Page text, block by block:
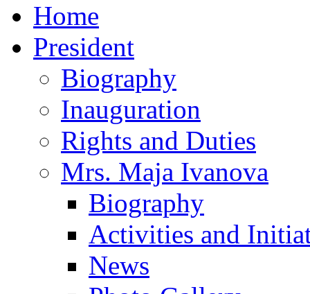
Home
President
Biography
Inauguration
Rights and Duties
Mrs. Maja Ivanova
Biography
Activities and
News